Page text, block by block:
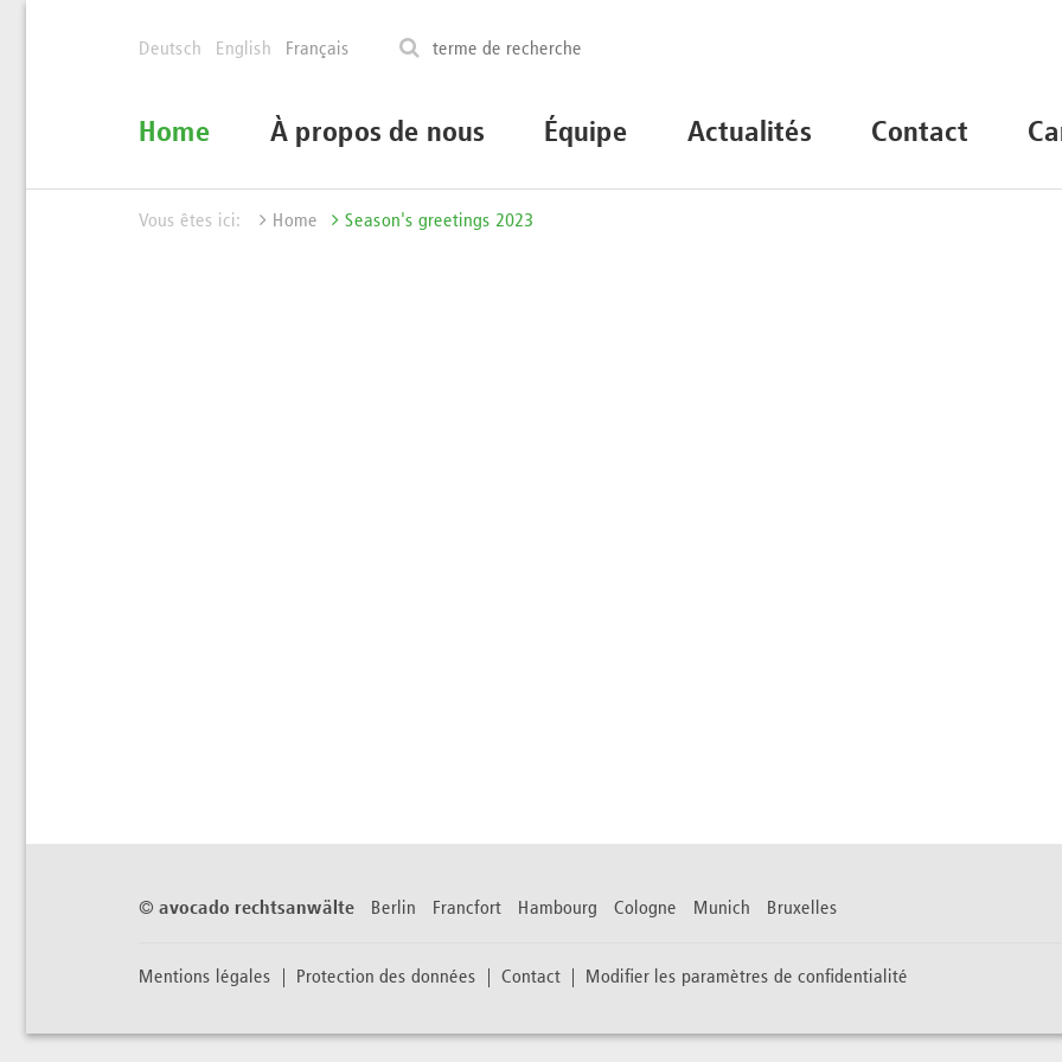
Deutsch English Français
Home À propos de nous Équipe Actualités Contact
Vous êtes ici: Home Season's greetings 2023
© avocado rechtsanwälte Berlin Francfort Hambourg Cologne Munich Bruxelles
Mentions légales Protection des données Contact Modifier les paramètres de confidentialité